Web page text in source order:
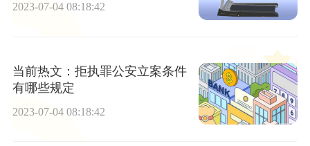
2023-07-04 08:18:42
当前热文：拒执罪公安立案条件
有哪些规定
2023-07-04 08:18:42